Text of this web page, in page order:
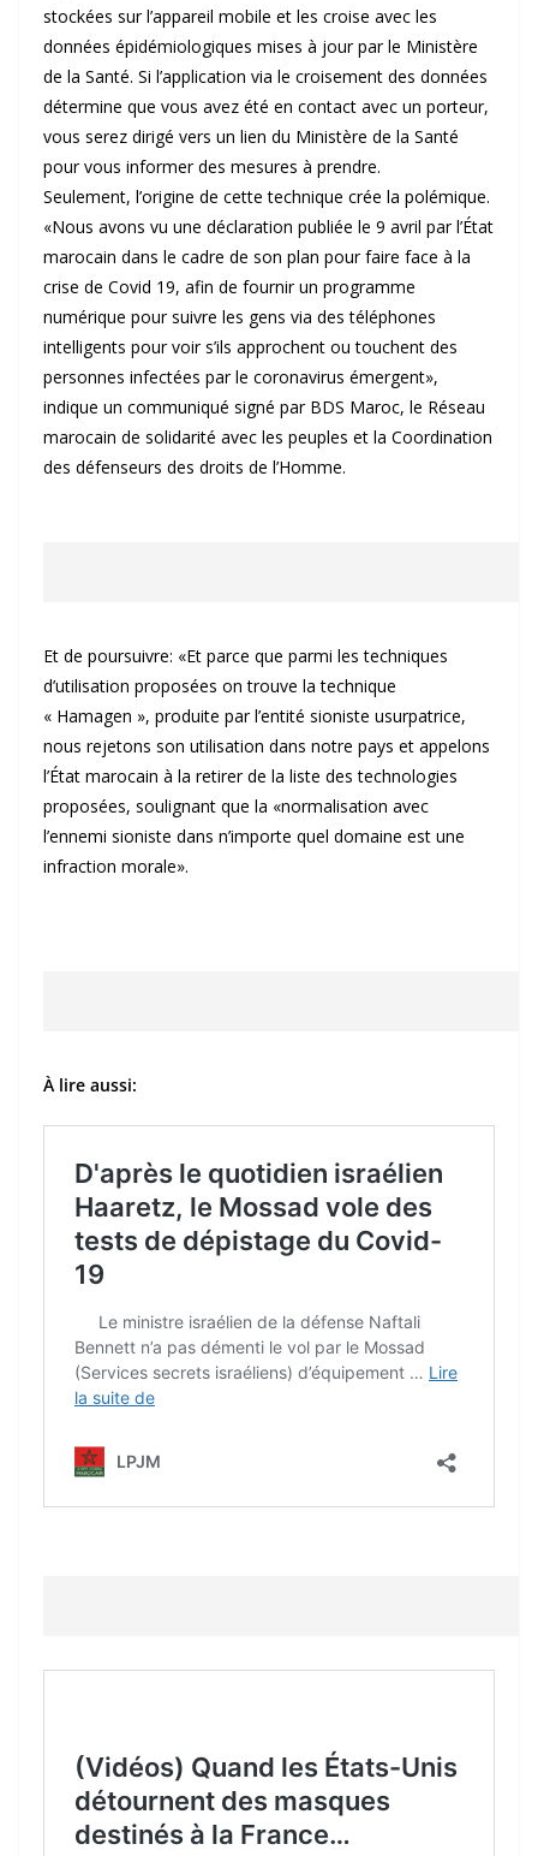
stockées sur l’appareil mobile et les croise avec les
données épidémiologiques mises à jour par le Ministère
de la Santé. Si l’application via le croisement des données
détermine que vous avez été en contact avec un porteur,
vous serez dirigé vers un lien du Ministère de la Santé
pour vous informer des mesures à prendre.
Seulement, l’origine de cette technique crée la polémique.
«Nous avons vu une déclaration publiée le 9 avril par l’État
marocain dans le cadre de son plan pour faire face à la
crise de Covid 19, afin de fournir un programme
numérique pour suivre les gens via des téléphones
intelligents pour voir s’ils approchent ou touchent des
personnes infectées par le coronavirus émergent»,
indique un communiqué signé par BDS Maroc, le Réseau
marocain de solidarité avec les peuples et la Coordination
des défenseurs des droits de l’Homme.
Et de poursuivre: «Et parce que parmi les techniques
d’utilisation proposées on trouve la technique
« Hamagen », produite par l’entité sioniste usurpatrice,
nous rejetons son utilisation dans notre pays et appelons
l’État marocain à la retirer de la liste des technologies
proposées, soulignant que la «normalisation avec
l’ennemi sioniste dans n’importe quel domaine est une
infraction morale».
À lire aussi: